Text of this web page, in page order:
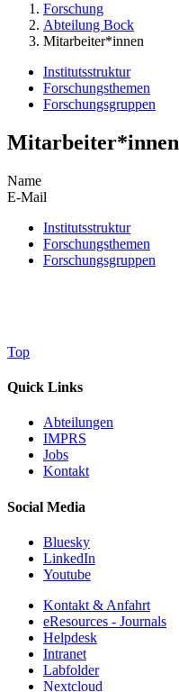
Forschung
Abteilung Bock
Mitarbeiter*innen
Institutsstruktur
Forschungsthemen
Forschungsgruppen
Mitarbeiter*innen
Name
E-Mail
Institutsstruktur
Forschungsthemen
Forschungsgruppen
Top
Quick Links
Abteilungen
IMPRS
Jobs
Kontakt
Social Media
Bluesky
LinkedIn
Youtube
Kontakt & Anfahrt
eResources - Journals
Helpdesk
Intranet
Labfolder
Nextcloud